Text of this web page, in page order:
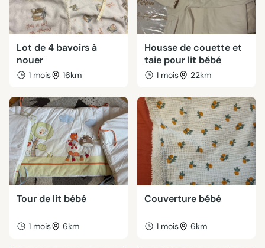
Lot de 4 bavoirs à
nouer
1 mois 16km
Housse de couette et
taie pour lit bébé
1 mois 22km
Tour de lit bébé
1 mois 6km
Couverture bébé
1 mois 6km